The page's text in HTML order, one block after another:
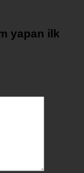
yapan ilk